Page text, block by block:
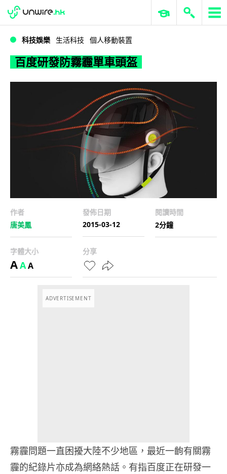
百度研發防霧霾單車頭盔
WWDC 2026 ERP 與商業 AI
科技娛樂 生活科技 個人移動裝置
百度研發防霧霾單車頭盔
作者
唐美鳳
發佈日期
2015-03-12
閱讀時間
2分鐘
字體大小
AAA
分享
ADVERTISEMENT
霧霾問題一直困擾大陸不少地區，最近一齣有關霧
霾的紀錄片亦成為網絡熱話。有指百度正在研發一